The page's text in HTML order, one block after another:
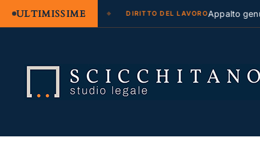
ULTIMISSIME
e regresso DIRITTO DEL LAVOROAppalto genuino o